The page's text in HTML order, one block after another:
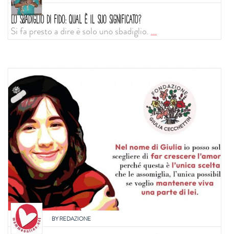
LO SBADIGLIO DI FIDO: QUAL È IL SUO SIGNIFICATO?
Si fa presto a dire è solo uno sbadiglio....
BYREDAZIONE